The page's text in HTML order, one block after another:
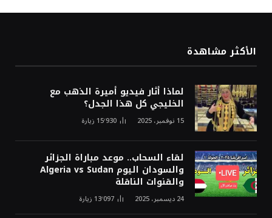
الأكثر مشاهدة
لماذا أثار فيديو أميرة الذهب مع
الخليجي كل هذا الجدل؟
15 نوفمبر، 2025 15٬930 زيارة
لقاء السحاب.. موعد مباراة الجزائر
والسودان اليوم Algeria vs Sudan
والقنوات الناقلة
24 ديسمبر، 2025 13٬097 زيارة